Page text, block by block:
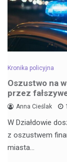
Kronika policyjna
Oszustwo na
przez
Anna Cieślak
W Działdowie
z oszustwem
miasta…